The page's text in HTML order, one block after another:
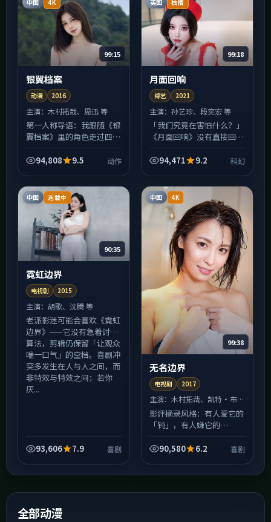
中国 4K
99:15
银翼档案
动漫 2016
主演：木村拓哉、周迅 等
第一人称导语：我跟随《银
翼档案》里的角色走过四
往往不是善恶对决，而是各
很...
94,808 9.5 动作
英国 独播
99:18
月面回响
综艺 2021
主演：孙艺珍、段奕宏 等
「我们究竟在害怕什么？」
《月面回响》没有直接回
折成纸飞机扔向观众席——
词...
94,471 9.2 科幻
中国 连载中
90:35
霓虹边界
电视剧 2015
主演：胡歌、沈腾 等
老派影迷可能会喜欢《霓虹
边界》——它没有急着讨好
算法，剪辑仍保留「让观众
喘一口气」的空档。喜剧冲
突多发生在人与人之间，而
非特效与特效之间；若你
厌...
93,606 7.9 喜剧
中国 4K
99:38
无名边界
电视剧 2017
主演：木村拓哉、凯特·布兰
切特 等
影评摘录风格：有人爱它的
「钝」，有人嫌它的
2017年上映时引发过两极
90,580 6.2 喜剧
全部动漫